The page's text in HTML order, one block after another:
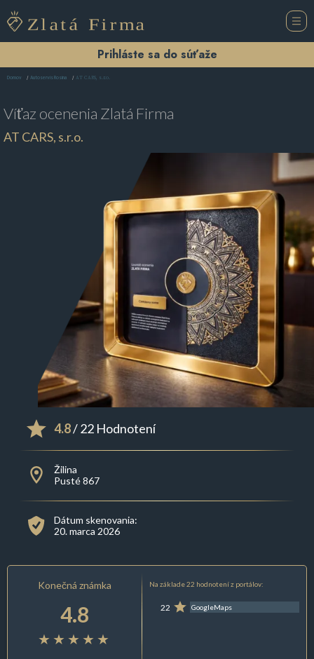
Prihláste sa do súťaže
Domov Autoservis Rosina AT CARS, s.r.o.
Víťaz ocenenia Zlatá Firma
AT CARS, s.r.o.
4.8/ 22 Hodnotení
Žilina
Pusté 867
Dátum skenovania:
20. marca 2026
Konečná známka
4.8
Na základe 22 hodnotení z portálov:
22 GoogleMaps